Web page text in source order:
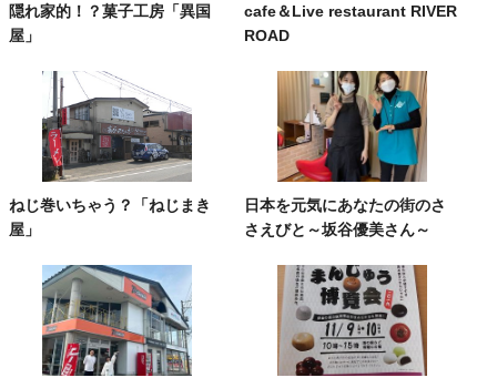
隠れ家的！？菓子工房「異国
屋」
cafe＆Live restaurant RIVER
ROAD
ねじ巻いちゃう？「ねじまき
屋」
日本を元気にあなたの街のさ
さえびと～坂谷優美さん～